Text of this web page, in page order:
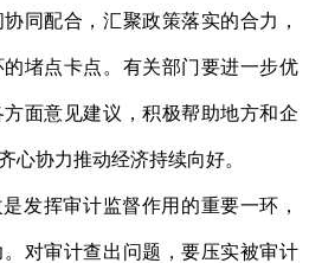
同配合，汇聚政策落实的合力，
堵点卡点。有关部门要进一步优
面意见建议，积极帮助地方和企
心协力推动经济持续向好。
发挥审计监督作用的重要一环，
对审计查出问题，要压实被审计